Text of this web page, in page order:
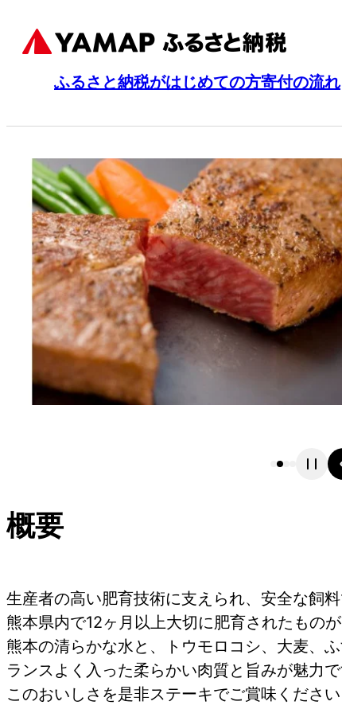
ふるさと納税がはじめての方寄付の流れ
概要
生産者の高い肥育技術に支えられ、安全な飼
熊本県内で12ヶ月以上大切に肥育されたもの
熊本の清らかな水と、トウモロコシ、大麦、
ランスよく入った柔らかい肉質と旨みが魅力で
このおいしさを是非ステーキでご賞味ください